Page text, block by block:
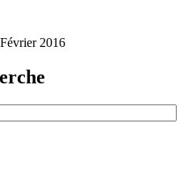
2016